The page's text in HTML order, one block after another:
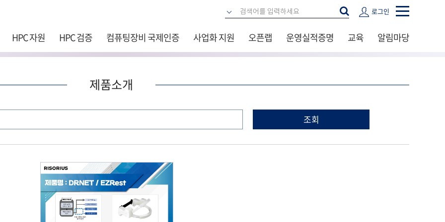
로그인
HPC 자원 HPC 검증 컴퓨팅장비 국제인증 사업화 지원 오픈랩 운영실적증명 교육 알림마당
제품소개